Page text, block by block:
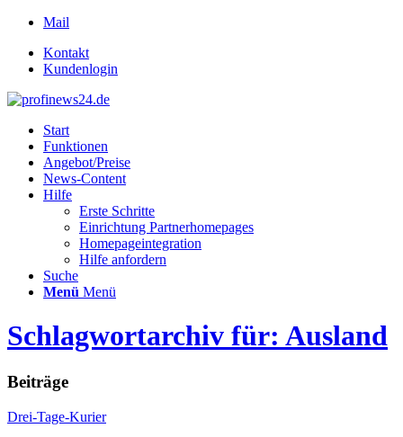
Mail
Kontakt
Kundenlogin
Start
Funktionen
Angebot/Preise
News-Content
Hilfe
Erste Schritte
Einrichtung Partnerhomepages
Homepageintegration
Hilfe anfordern
Suche
Menü Menü
Schlagwortarchiv für: Ausland
Beiträge
Drei-Tage-Kurier